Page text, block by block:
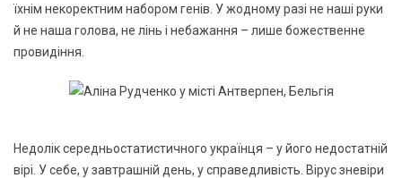
їхнім некоректним набором генів. У жодному разі не наші руки
й не наша голова, не лінь і небажання – лише божественне
провидіння.
Недолік середньостатистичного українця – у його недостатній
вірі. У себе, у завтрашній день, у справедливість. Вірус зневіри